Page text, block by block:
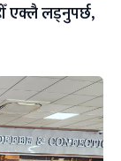
एक्लै लड्नुपर्छ,